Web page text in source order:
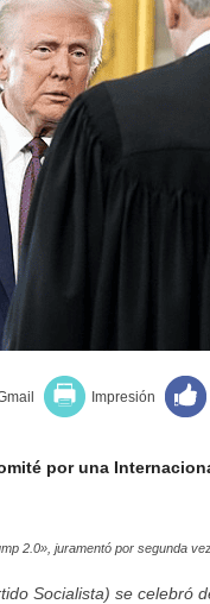
por una
2.0», juramentó por segunda
Socialista) se celebró